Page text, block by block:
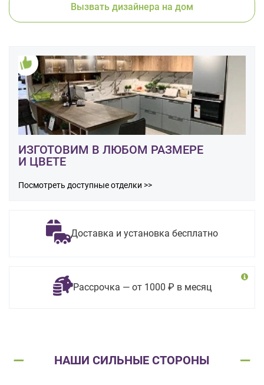
Вызвать дизайнера на дом
ИЗГОТОВИМ В ЛЮБОМ РАЗМЕРЕ
И ЦВЕТЕ
Посмотреть доступные отделки >>
Доставка и установка бесплатно
Рассрочка — от 1000 ₽ в месяц
НАШИ СИЛЬНЫЕ СТОРОНЫ